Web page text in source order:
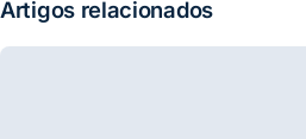
Artigos relacionados